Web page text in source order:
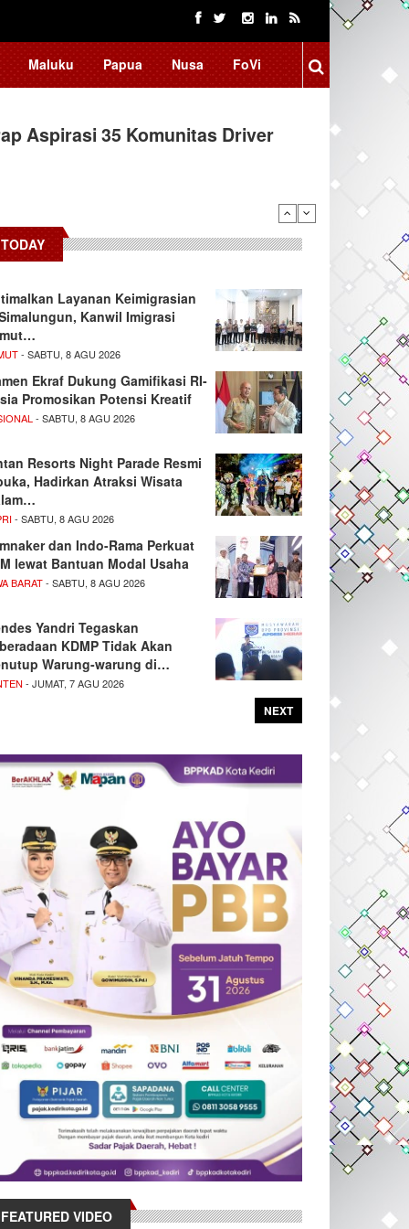
Maluku Papua Nusa FoVi
Aspirasi 35 Komunitas Driver
TODAY
Layanan Keimigrasian
Kanwil Imigrasi
- SABTU, 8 AGU 2026
Ekraf Dukung Gamifikasi RI-
Promosikan Potensi Kreatif
- SABTU, 8 AGU 2026
Resorts Night Parade Resmi
Hadirkan Atraksi Wisata
- SABTU, 8 AGU 2026
dan Indo-Rama Perkuat
lewat Bantuan Modal Usaha
BARAT- SABTU, 8 AGU 2026
Yandri Tegaskan
KDMP Tidak Akan
Warung-warung di…
- JUMAT, 7 AGU 2026
NEXT
FEATURED VIDEO